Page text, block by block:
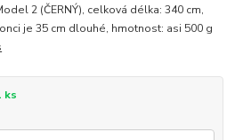
2 (ČERNÝ), celková délka: 340 cm,
je 35 cm dlouhé, hmotnost: asi 500 g
ks